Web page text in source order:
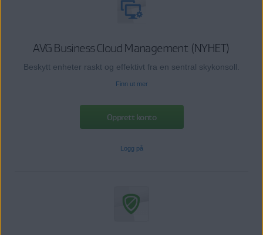
AVG Business Cloud Management (NYHET)
Beskytt enheter raskt og effektivt fra en sentral skykonsoll.
Finn ut mer
Opprett konto
Logg på